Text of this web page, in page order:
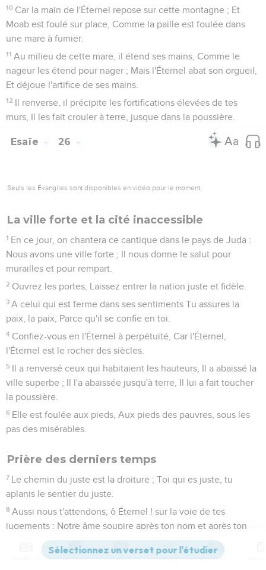
10 Car la main de l'Éternel repose sur cette montagne ; Et
Moab est foulé sur place, Comme la paille est foulée dans
une mare à fumier.
11 Au milieu de cette mare, il étend ses mains, Comme le
nageur les étend pour nager ; Mais l'Éternel abat son orgueil,
Et déjoue l'artifice de ses mains.
12 Il renverse, il précipite les fortifications élevées de tes
murs, Il les fait crouler à terre, jusque dans la poussière.
Esaïe 26
Seuls les Évangiles sont disponibles en vidéo pour le moment.
La ville forte et la cité inaccessible
1 En ce jour, on chantera ce cantique dans le pays de Juda :
Nous avons une ville forte ; Il nous donne le salut pour
murailles et pour rempart.
2 Ouvrez les portes, Laissez entrer la nation juste et fidèle.
3 A celui qui est ferme dans ses sentiments Tu assures la
paix, la paix, Parce qu'il se confie en toi.
4 Confiez-vous en l'Éternel à perpétuité, Car l'Éternel,
l'Éternel est le rocher des siècles.
5 Il a renversé ceux qui habitaient les hauteurs, Il a abaissé la
ville superbe ; Il l'a abaissée jusqu'à terre, Il lui a fait toucher
la poussière.
6 Elle est foulée aux pieds, Aux pieds des pauvres, sous les
pas des misérables.
Prière des derniers temps
7 Le chemin du juste est la droiture ; Toi qui es juste, tu
aplanis le sentier du juste.
8 Aussi nous t'attendons, ô Éternel ! sur la voie de tes
jugements ; Notre âme soupire après ton nom et après ton
Mon âme te désire pendant la nuit, Et mon esprit te
Versions Commentaires Strong